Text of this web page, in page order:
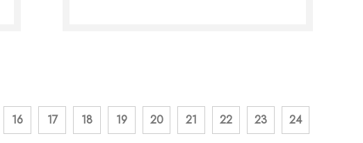
16 17 18 19 20 21 22 23 24